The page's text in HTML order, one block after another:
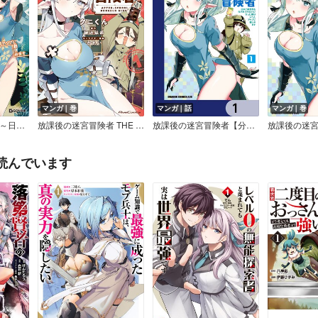
放課後の迷宮冒険者～日本と異世界を行き来できるようになった僕はレベルアップに勤しみます～
マンガ｜巻
放課後の迷宮冒険者 THE COMIC
マンガ｜話
放課後の迷宮冒険者【分冊版】
マンガ｜巻
放課後の迷
んでいます